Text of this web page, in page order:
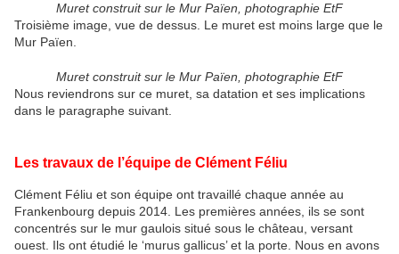
Muret construit sur le Mur Païen, photographie EtF
Troisième image, vue de dessus. Le muret est moins large que le
Mur Païen.
Muret construit sur le Mur Païen, photographie EtF
Nous reviendrons sur ce muret, sa datation et ses implications
dans le paragraphe suivant.
Les travaux de l’équipe de Clément Féliu
Clément Féliu et son équipe ont travaillé chaque année au
Frankenbourg depuis 2014. Les premières années, ils se sont
concentrés sur le mur gaulois situé sous le château, versant
ouest. Ils ont étudié le ‘murus gallicus’ et la porte. Nous en avons